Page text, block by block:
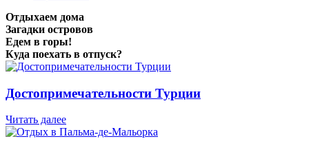
Отдыхаем дома
Загадки островов
Едем в горы!
Куда поехать в отпуск?
Достопримечательности Турции
Читать далее